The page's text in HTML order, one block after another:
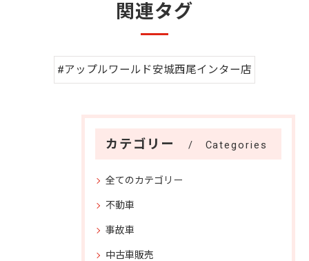
関連タグ
#アップルワールド安城西尾インター店
カテゴリー Categories
全てのカテゴリー
不動車
事故車
中古車販売